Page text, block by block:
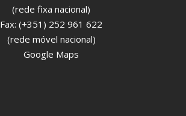
(rede fixa nacional)
Fax: (+351) 252 961 622
(rede móvel nacional)
Google Maps